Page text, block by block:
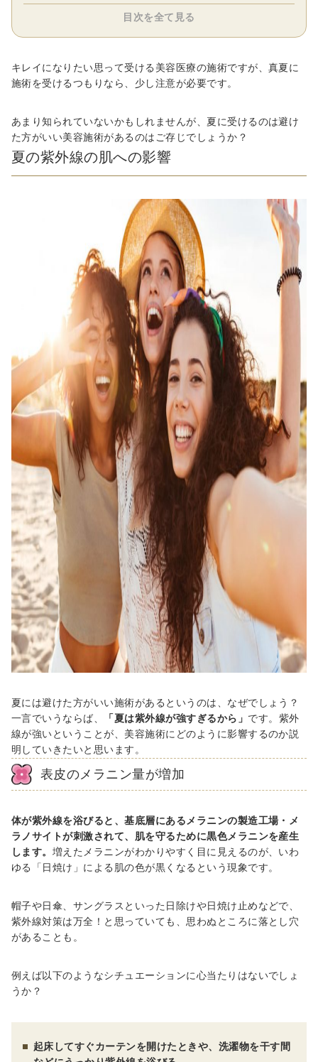
目次を全て見る
キレイになりたい思って受ける美容医療の施術ですが、真夏に
施術を受けるつもりなら、少し注意が必要です。
あまり知られていないかもしれませんが、夏に受けるのは避け
た方がいい美容施術があるのはご存じでしょうか？
夏の紫外線の肌への影響
夏には避けた方がいい施術があるというのは、なぜでしょう？
一言でいうならば、
「夏は紫外線が強すぎるから」 です。紫外
線が強いということが、美容施術にどのように影響するのか説
明していきたいと思います。
表皮のメラニン量が増加
体が紫外線を浴びると、基底層にあるメラニンの製造工場・メ
ラノサイトが刺激されて、肌を守るために黒色メラニンを産生
します。 増えたメラニンがわかりやすく目に見えるのが、いわ
ゆる「日焼け」による肌の色が黒くなるという現象です。
帽子や日傘、サングラスといった日除けや日焼け止めなどで、
紫外線対策は万全！と思っていても、思わぬところに落とし穴
があることも。
例えば以下のようなシチュエーションに心当たりはないでしょ
うか？
起床してすぐカーテンを開けたときや、洗濯物を干す間